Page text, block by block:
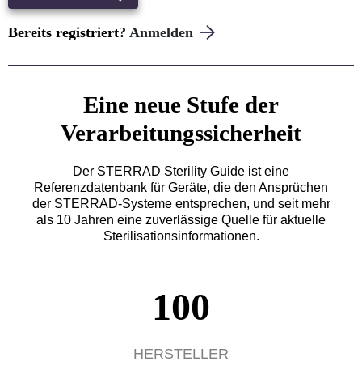
Bereits registriert? Anmelden
Eine neue Stufe der
Verarbeitungssicherheit
Der STERRAD Sterility Guide ist eine
Referenzdatenbank für Geräte, die den Ansprüchen
der STERRAD-Systeme entsprechen, und seit mehr
als 10 Jahren eine zuverlässige Quelle für aktuelle
Sterilisationsinformationen.
100
HERSTELLER